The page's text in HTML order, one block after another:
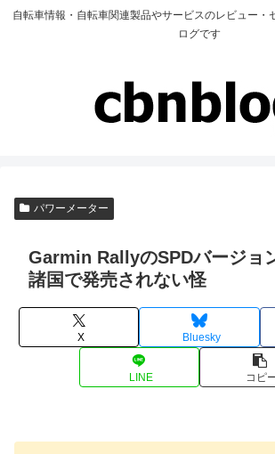
自転車情報・自転車関連製品やサービスのレビュー・
ログです
パワーメーター
Garmin RallyのSPDバージョ
諸国で発売されない怪
X Bluesky
LINE コピ